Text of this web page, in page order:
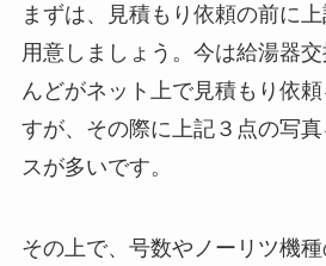
まずは、見積もり依頼の前に
用意しましょう。今は給湯器
んどがネット上で見積もり依
すが、その際に上記３点の写
スが多いです。
その上で、号数やノーリツ機